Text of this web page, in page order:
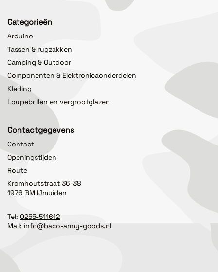
Categorieën
Arduino
Tassen & rugzakken
Camping & Outdoor
Componenten & Elektronicaonderdelen
Kleding
Loupebrillen en vergrootglazen
Contactgegevens
Contact
Openingstijden
Route
Kromhoutstraat 36-38
1976 BM IJmuiden
Tel: 0255-511612
Mail: info@baco-army-goods.nl